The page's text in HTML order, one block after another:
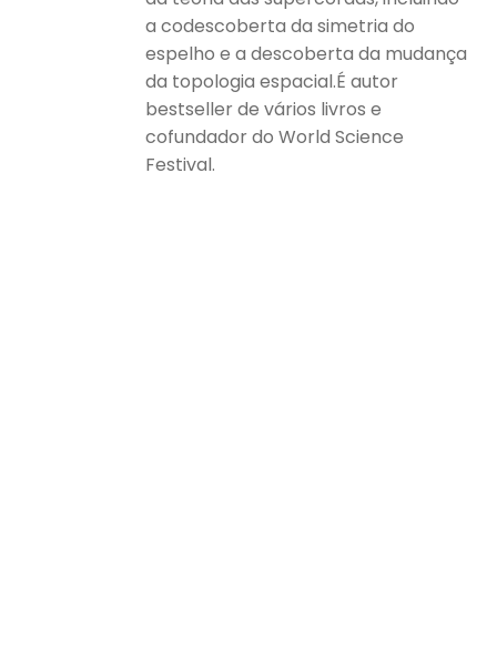
a codescoberta da simetria do
espelho e a descoberta da mudança
da topologia espacial.É autor
bestseller de vários livros e
cofundador do World Science
Festival.